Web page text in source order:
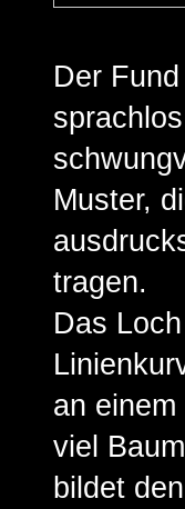
Der
Muster,
tragen.
Das
an
viel
bildet